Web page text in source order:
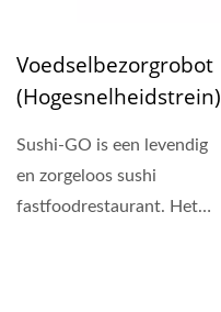
Voedselbezorgrobot
(Hogesnelheidstrein)
Sushi-GO is een levendig
en zorgeloos sushi
fastfoodrestaurant. Het